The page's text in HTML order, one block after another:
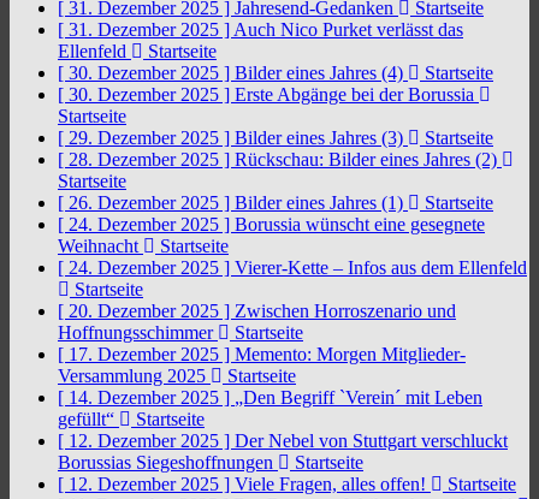
[ 31. Dezember 2025 ] Jahresend-Gedanken
Startseite
[ 31. Dezember 2025 ] Auch Nico Purket verlässt das
Ellenfeld
Startseite
[ 30. Dezember 2025 ] Bilder eines Jahres (4)
Startseite
[ 30. Dezember 2025 ] Erste Abgänge bei der Borussia
Startseite
[ 29. Dezember 2025 ] Bilder eines Jahres (3)
Startseite
[ 28. Dezember 2025 ] Rückschau: Bilder eines Jahres (2)
Startseite
[ 26. Dezember 2025 ] Bilder eines Jahres (1)
Startseite
[ 24. Dezember 2025 ] Borussia wünscht eine gesegnete
Weihnacht
Startseite
[ 24. Dezember 2025 ] Vierer-Kette – Infos aus dem Ellenfeld
Startseite
[ 20. Dezember 2025 ] Zwischen Horroszenario und
Hoffnungsschimmer
Startseite
[ 17. Dezember 2025 ] Memento: Morgen Mitglieder-
Versammlung 2025
Startseite
[ 14. Dezember 2025 ] „Den Begriff `Verein´ mit Leben
gefüllt“
Startseite
[ 12. Dezember 2025 ] Der Nebel von Stuttgart verschluckt
Borussias Siegeshoffnungen
Startseite
[ 12. Dezember 2025 ] Viele Fragen, alles offen!
Startseite